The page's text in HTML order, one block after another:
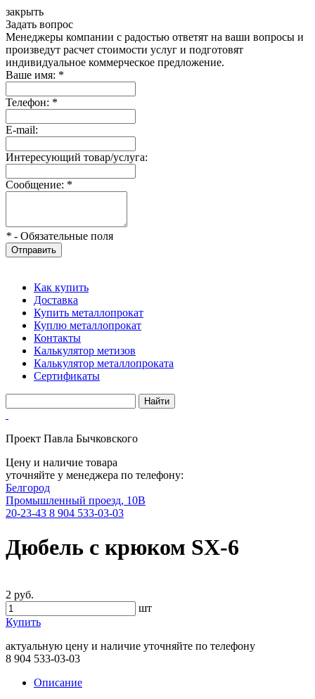
закрыть
Задать вопрос
Менеджеры компании с радостью ответят на ваши вопросы и
произведут расчет стоимости услуг и подготовят
индивидуальное коммерческое предложение.
Ваше имя: *
Телефон: *
E-mail:
Интересующий товар/услуга:
Сообщение: *
* - Обязательные поля
Отправить
Как купить
Доставка
Купить металлопрокат
Куплю металлопрокат
Контакты
Калькулятор метизов
Калькулятор металлопроката
Сертификаты
Проект Павла Бычковского
Цену и наличие товара
уточняйте у менеджера по телефону:
Белгород
Промышленный проезд, 10В
20-23-43 8 904 533-03-03
Дюбель с крюком SX-6
2 руб.
шт
Купить
актуальную цену и наличие уточняйте по телефону
8 904 533-03-03
Описание